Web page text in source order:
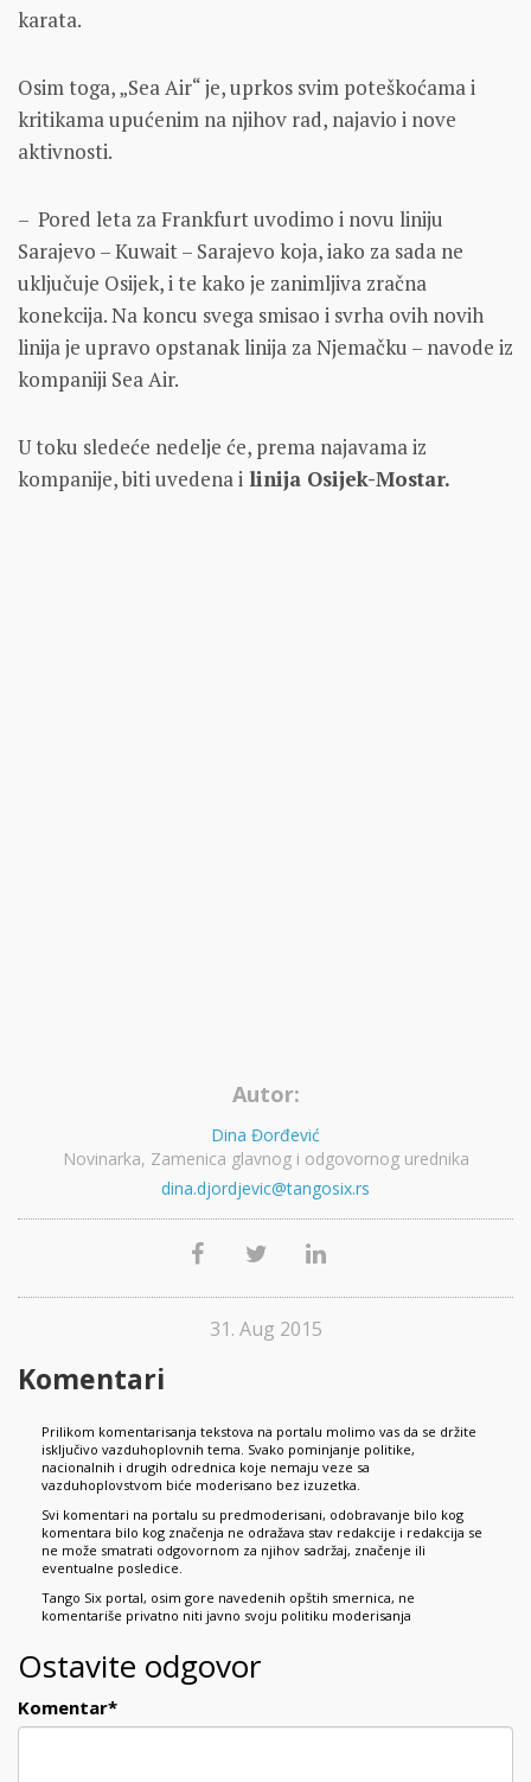
karata.
Osim toga, „Sea Air“ je, uprkos svim poteškoćama i
kritikama upućenim na njihov rad, najavio i nove
aktivnosti.
– Pored leta za Frankfurt uvodimo i novu liniju
Sarajevo – Kuwait – Sarajevo koja, iako za sada ne
uključuje Osijek, i te kako je zanimljiva zračna
konekcija. Na koncu svega smisao i svrha ovih novih
linija je upravo opstanak linija za Njemačku – navode iz
kompaniji Sea Air.
U toku sledeće nedelje će, prema najavama iz
kompanije, biti uvedena i linija Osijek-Mostar.
Autor:
Dina Đorđević
Novinarka, Zamenica glavnog i odgovornog urednika
dina.djordjevic@tangosix.rs
31. Aug 2015
Komentari
Prilikom komentarisanja tekstova na portalu molimo vas da se držite
isključivo vazduhoplovnih tema. Svako pominjanje politike,
nacionalnih i drugih odrednica koje nemaju veze sa
vazduhoplovstvom biće moderisano bez izuzetka.
Svi komentari na portalu su predmoderisani, odobravanje bilo kog
komentara bilo kog značenja ne odražava stav redakcije i redakcija se
ne može smatrati odgovornom za njihov sadržaj, značenje ili
eventualne posledice.
Tango Six portal, osim gore navedenih opštih smernica, ne
komentariše privatno niti javno svoju politiku moderisanja
Ostavite odgovor
Komentar*